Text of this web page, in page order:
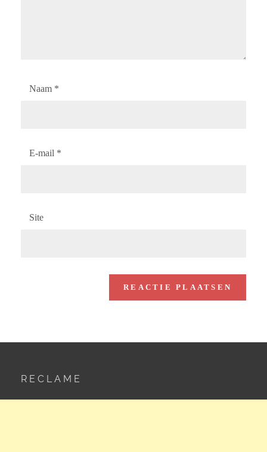
Naam *
E-mail *
Site
RECLAME